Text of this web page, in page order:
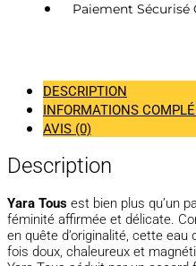
Paiement Sécurisé
DESCRIPTION
INFORMATIONS
AVIS (0)
Description
Yara Tous est bien plus qu’un
féminité affirmée et délicate.
en quête d’originalité, cette
fois doux, chaleureux et